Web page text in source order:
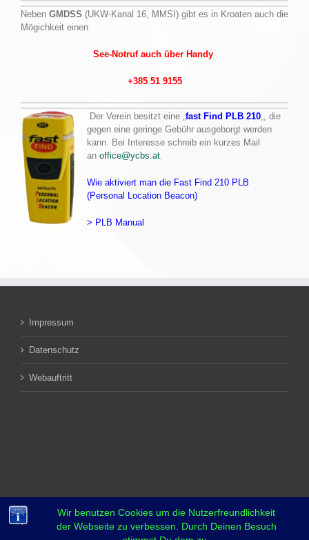
Wir benutzen Cookies um die Nutzerfreundlichkeit
der Webseite zu verbessen. Durch Deinen Besuch
Neben GMDSS (UKW-Kanal 16, MMSI) gibt es in Kroaten auch die
Mögichkeit einen
See-Notruf auch über Handy
+385 51 9155
Der Verein besitzt eine „ fast Find PLB 210 „, die
gegen eine geringe Gebühr ausgeborgt werden
kann. Bei Interesse schreib ein kurzes Mail
an office@ycbs.at
Wie aktiviert man die Fast Find 210 PLB
(Personal Location Beacon)
> PLB Manual
Impressum
Datenschutz
Webauftritt